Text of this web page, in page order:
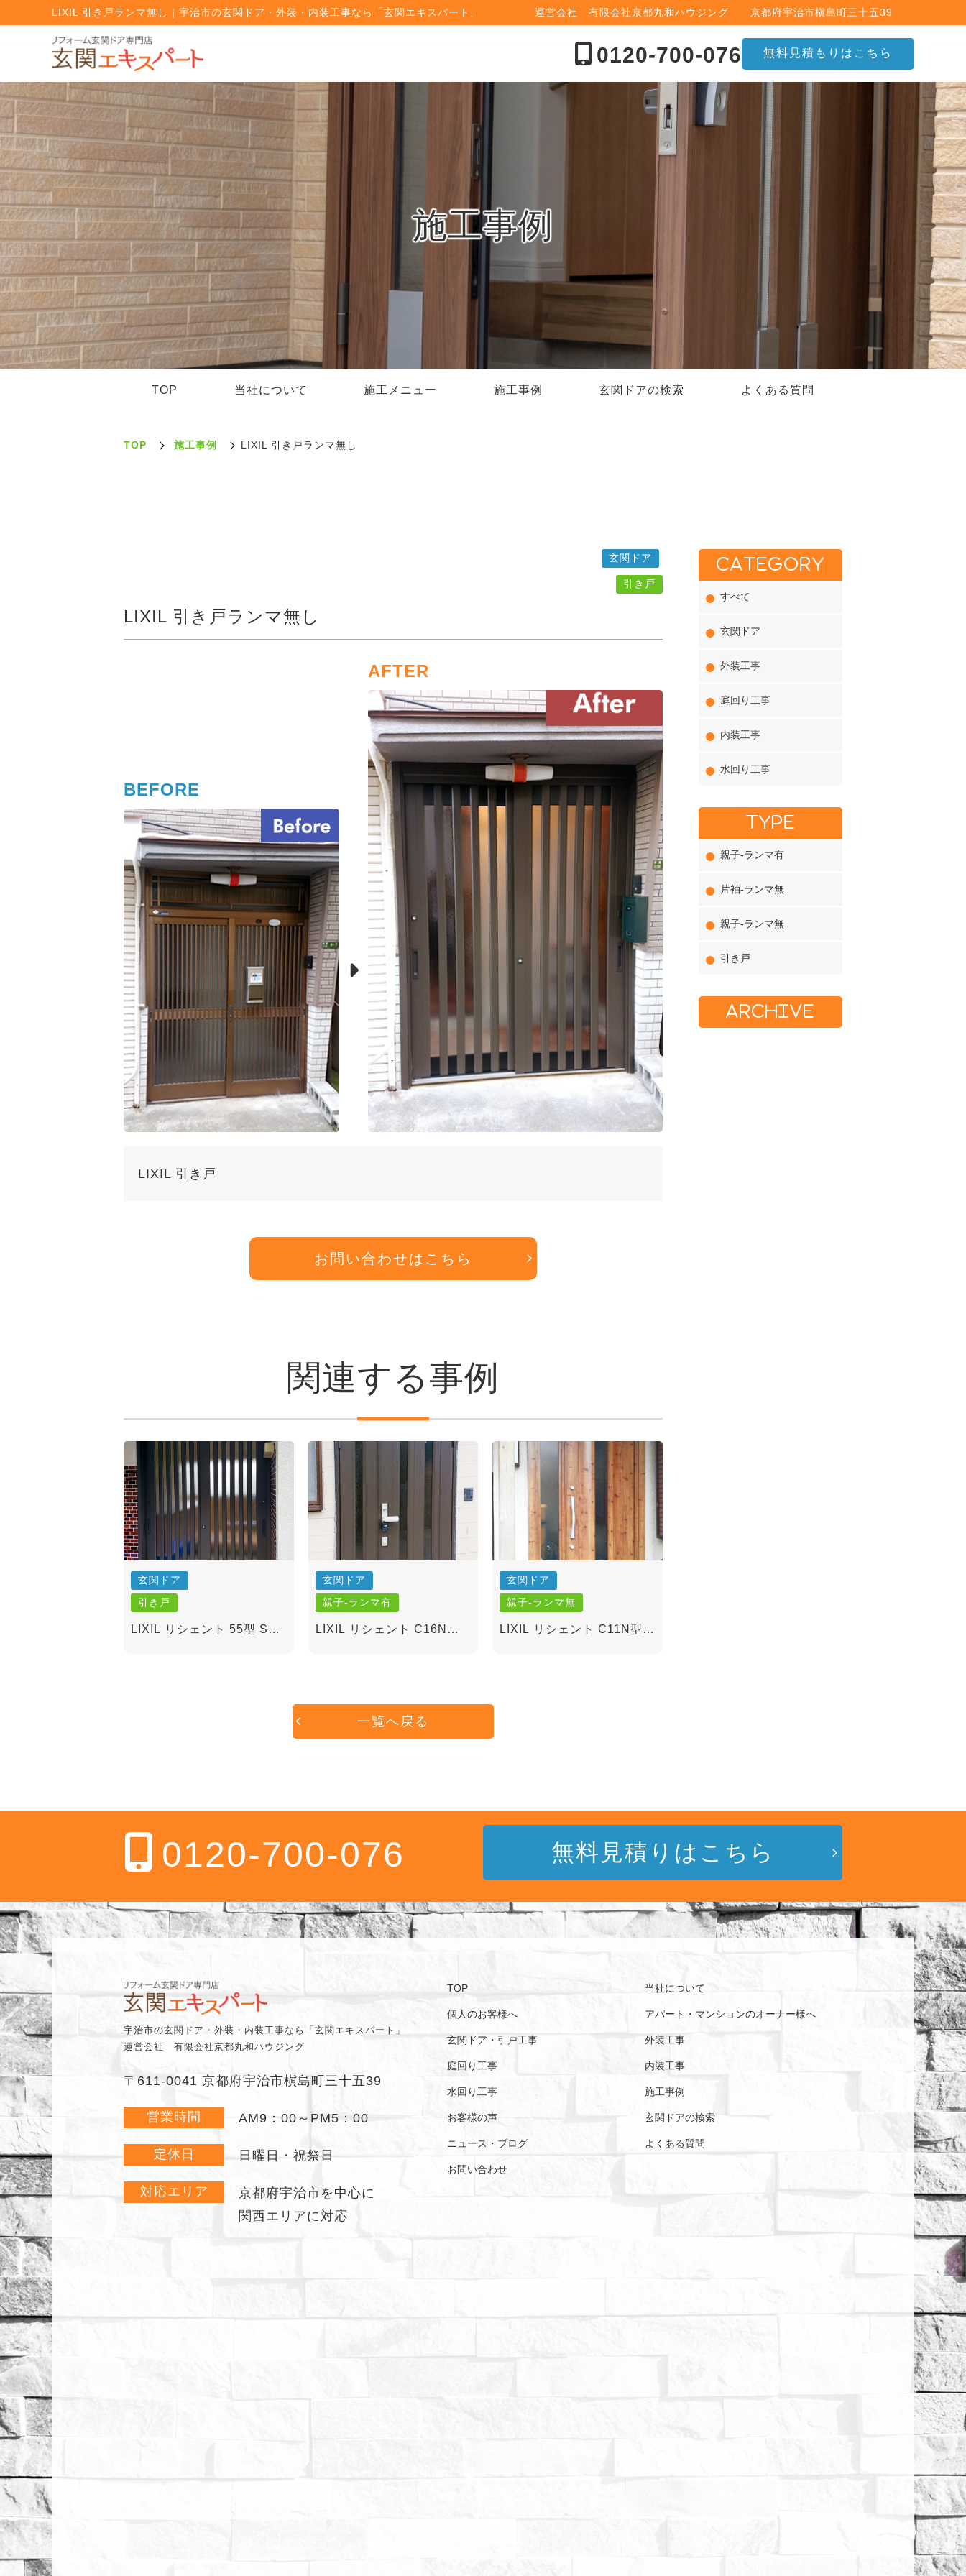
LIXIL 引き戸ランマ無し｜宇治市の玄関ドア・外装・内装工事なら「玄関エキスパート」 運営会社 有限会社京都丸和ハウジング 京都府宇治市槇島町三十五39
0120-700-076 無料見積もりはこちら
施工事例
TOP 当社について 施工メニュー 施工事例 玄関ドアの検索 よくある質問
TOP 施工事例 LIXIL 引き戸ランマ無し
玄関ドア
引き戸
LIXIL 引き戸ランマ無し
LIXIL 引き戸
お問い合わせはこちら
関連する事例
玄関ドア
引き戸
LIXIL リシェント 55型 SＧ
玄関ドア
親子-ランマ有
LIXIL リシェント C16N型
玄関ドア
親子-ランマ無
LIXIL リシェント C11N型
一覧へ戻る
CATEGORY
すべて
玄関ドア
外装工事
庭回り工事
内装工事
水回り工事
TYPE
親子-ランマ有
片袖-ランマ無
親子-ランマ無
引き戸
ARCHIVE
0120-700-076 無料見積りはこちら
宇治市の玄関ドア・外装・内装工事なら「玄関エキスパート」
運営会社 有限会社京都丸和ハウジング
〒611-0041 京都府宇治市槇島町三十五39
営業時間 AM9：00～PM5：00
定休日 日曜日・祝祭日
対応エリア
京都府宇治市を中心に
関西エリアに対応
TOP 当社について
個人のお客様へ アパート・マンションのオーナー様へ
玄関ドア・引戸工事 外装工事
庭回り工事 内装工事
水回り工事 施工事例
お客様の声 玄関ドアの検索
ニュース・ブログ よくある質問
お問い合わせ